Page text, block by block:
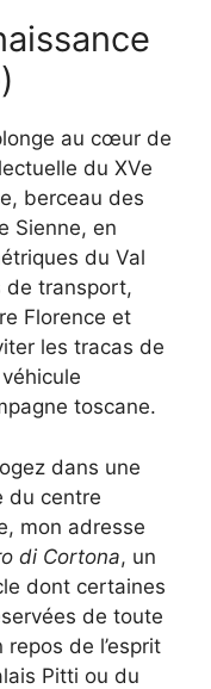
au cœur de
du XVe
berceau des
Sienne, en
du Val
de transport,
Florence et
les tracas de
toscane.
dans une
du centre
mon adresse
di Cortona, un
dont certaines
de toute
de l’esprit
Pitti ou du